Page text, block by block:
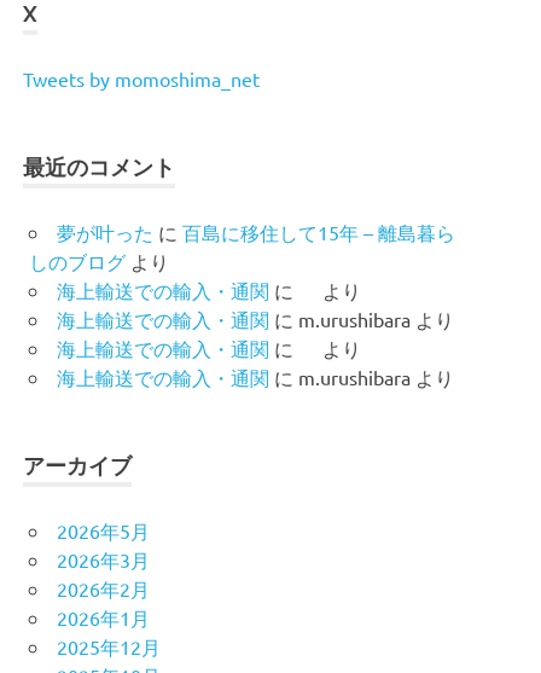
X
Tweets by momoshima_net
最近のコメント
夢が叶った に 百島に移住して15年 – 離島暮ら
しのブログ より
海上輸送での輸入・通関 に
より
海上輸送での輸入・通関 に m.urushibara より
海上輸送での輸入・通関 に
より
海上輸送での輸入・通関 に m.urushibara より
アーカイブ
2026年5月
2026年3月
2026年2月
2026年1月
2025年12月